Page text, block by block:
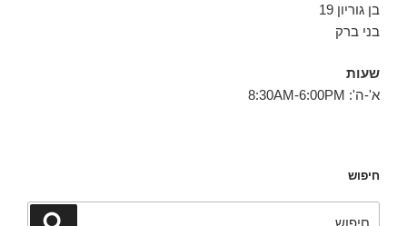
בן גוריון 19
בני ברק
שעות
א'-ה': 8:30AM-6:00PM
חיפוש
חיפוש